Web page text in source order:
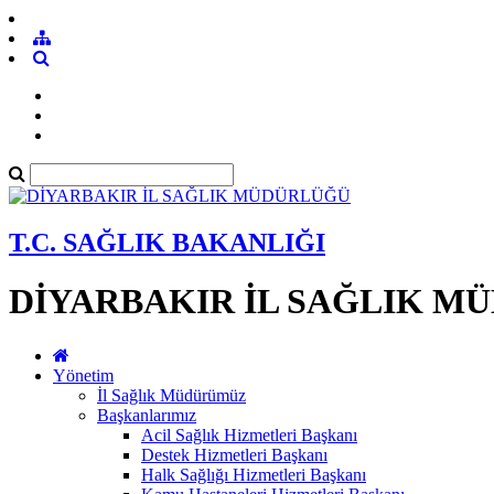
T.C. SAĞLIK BAKANLIĞI
DİYARBAKIR İL SAĞLIK
Yönetim
İl Sağlık Müdürümüz
Başkanlarımız
Acil Sağlık Hizmetleri Başkanı
Destek Hizmetleri Başkanı
Halk Sağlığı Hizmetleri Başkanı